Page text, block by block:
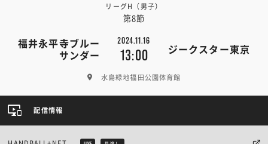
リーグH（男子）
第8節
福井永平寺ブルー
サンダー
2024.11.16
13:00 ジークスター東京
水島緑地福田公園体育館
配信情報